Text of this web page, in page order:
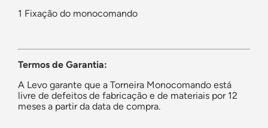
1 Fixação do monocomando
Termos de Garantia:
A Levo garante que a Torneira Monocomando está
livre de defeitos de fabricação e de materiais por 12
meses a partir da data de compra.